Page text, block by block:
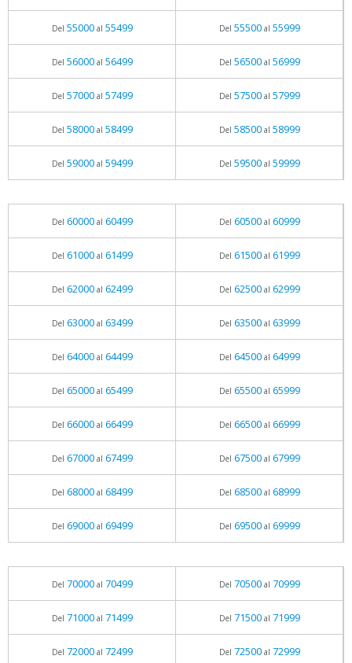
Del 55000al 55499 Del 55500al 55999
Del 56000al 56499 Del 56500al 56999
Del 57000al 57499 Del 57500al 57999
Del 58000al 58499 Del 58500al 58999
Del 59000al 59499 Del 59500al 59999
Del 60000al 60499 Del 60500al 60999
Del 61000al 61499 Del 61500al 61999
Del 62000al 62499 Del 62500al 62999
Del 63000al 63499 Del 63500al 63999
Del 64000al 64499 Del 64500al 64999
Del 65000al 65499 Del 65500al 65999
Del 66000al 66499 Del 66500al 66999
Del 67000al 67499 Del 67500al 67999
Del 68000al 68499 Del 68500al 68999
Del 69000al 69499 Del 69500al 69999
Del 70000al 70499 Del 70500al 70999
Del 71000al 71499 Del 71500al 71999
Del 72000al 72499 Del 72500al 72999